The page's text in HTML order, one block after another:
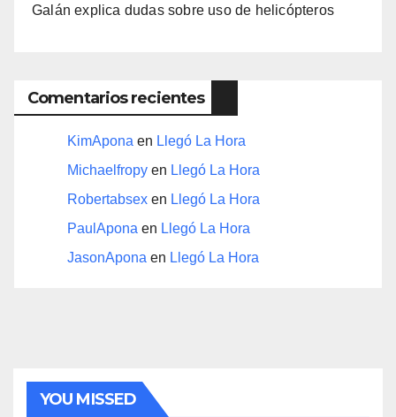
Galán explica dudas sobre uso de helicópteros
Comentarios recientes
KimApona en Llegó La Hora
Michaelfropy en Llegó La Hora
Robertabsex en Llegó La Hora
PaulApona en Llegó La Hora
JasonApona en Llegó La Hora
YOU MISSED